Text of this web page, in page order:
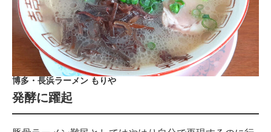
博多・長浜ラーメン もりや
発酵に躍起